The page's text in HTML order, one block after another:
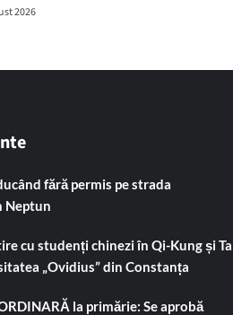
2026
fără permis pe strada
Neptun
cu studenți chinezi în Qi-Kung și
„Ovidius” din Constanța
la primărie: Se aprobă